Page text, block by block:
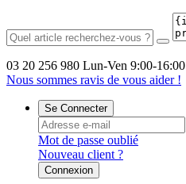
03 20 256 980 Lun-Ven 9:00-16:00
Nous sommes ravis de vous aider !
Se Connecter
Mot de passe oublié
Nouveau client ?
Connexion